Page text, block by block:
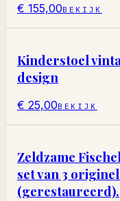
€ 155,00BEKIJK
Kinderstoel
design
€ 25,00BEKIJK
Zeldzame
set van 3
(gerestaureerd).